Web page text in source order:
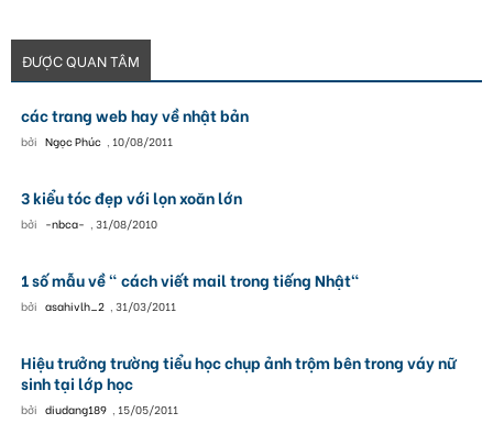
ĐƯỢC QUAN TÂM
các trang web hay về nhật bản
bởi Ngọc Phúc , 10/08/2011
3 kiểu tóc đẹp với lọn xoăn lớn
bởi -nbca- , 31/08/2010
1 số mẫu về " cách viết mail trong tiếng Nhật"
bởi asahivlh_2 , 31/03/2011
Hiệu trưởng trường tiểu học chụp ảnh trộm bên trong váy nữ
sinh tại lớp học
bởi diudang189 , 15/05/2011